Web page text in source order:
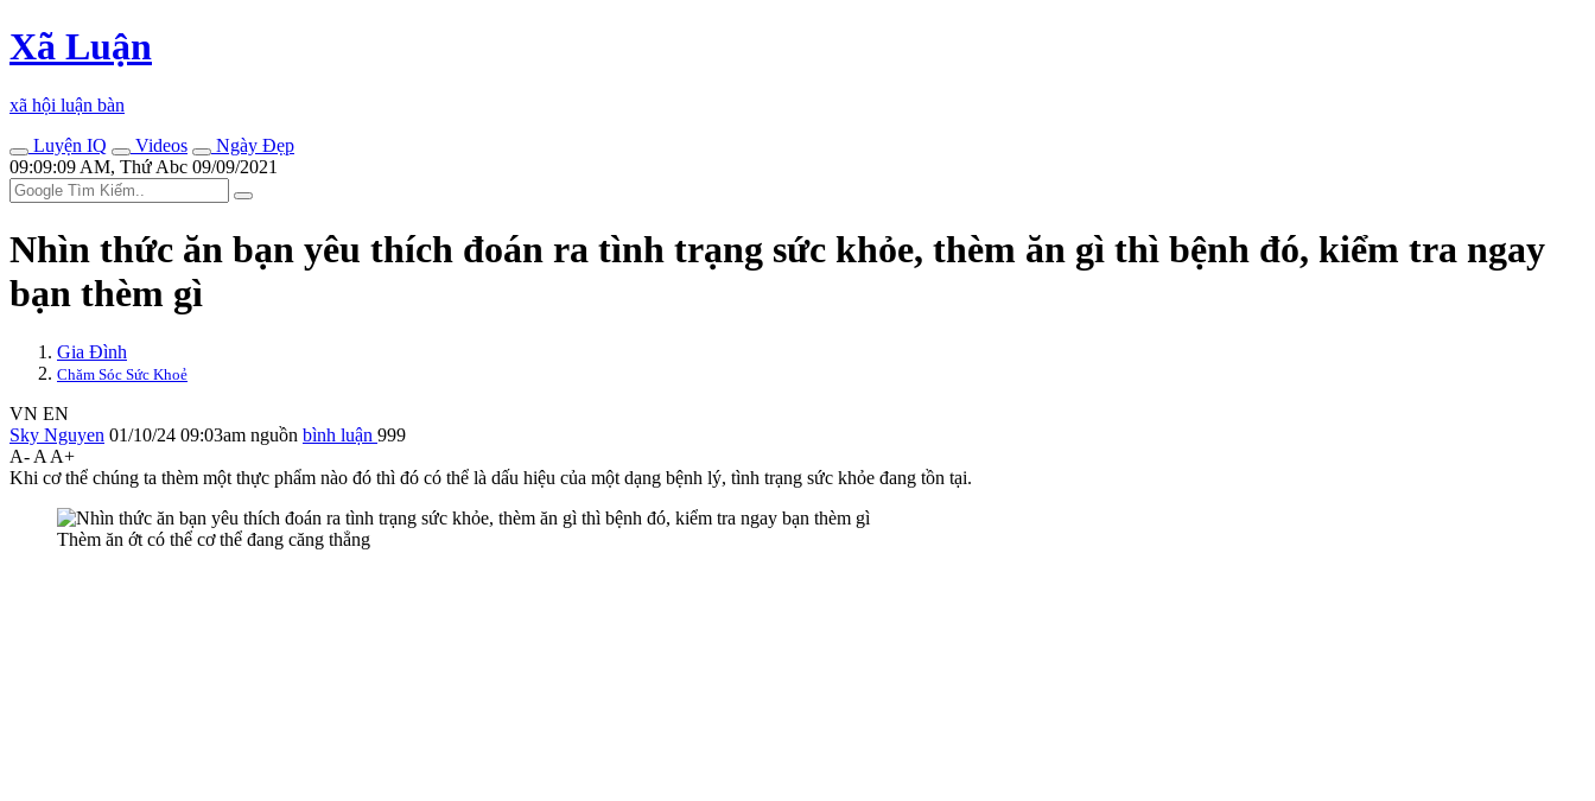
Xã Luận
xã hội luận bàn
Luyện IQ
Videos
Ngày Đẹp
09:09:09 AM, Thứ Abc 09/09/2021
Nhìn thức ăn bạn yêu thích đoán ra tình trạng sức khỏe, thèm ăn gì thì bệnh đó, kiểm tra ngay
bạn thèm gì
Gia Đình
Chăm Sóc Sức Khoẻ
VN EN
Sky Nguyen 01/10/24 09:03am nguồn bình luận 999
A- A A+
Khi cơ thể chúng ta thèm một thực phẩm nào đó thì đó có thể là dấu hiệu của một dạng bệnh lý, tình trạng sức khỏe đang tồn tại.
Thèm ăn ớt có thể cơ thể đang căng thẳng